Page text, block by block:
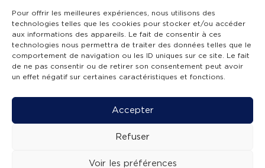
Pour offrir les meilleures expériences, nous utilisons des
technologies telles que les cookies pour stocker et/ou accéder
aux informations des appareils. Le fait de consentir à ces
technologies nous permettra de traiter des données telles que le
comportement de navigation ou les ID uniques sur ce site. Le fait
de ne pas consentir ou de retirer son consentement peut avoir
un effet négatif sur certaines caractéristiques et fonctions.
Accepter
Refuser
Voir les préférences
SUIVEZ-NOUS !
Mentions légales -Accessibilité